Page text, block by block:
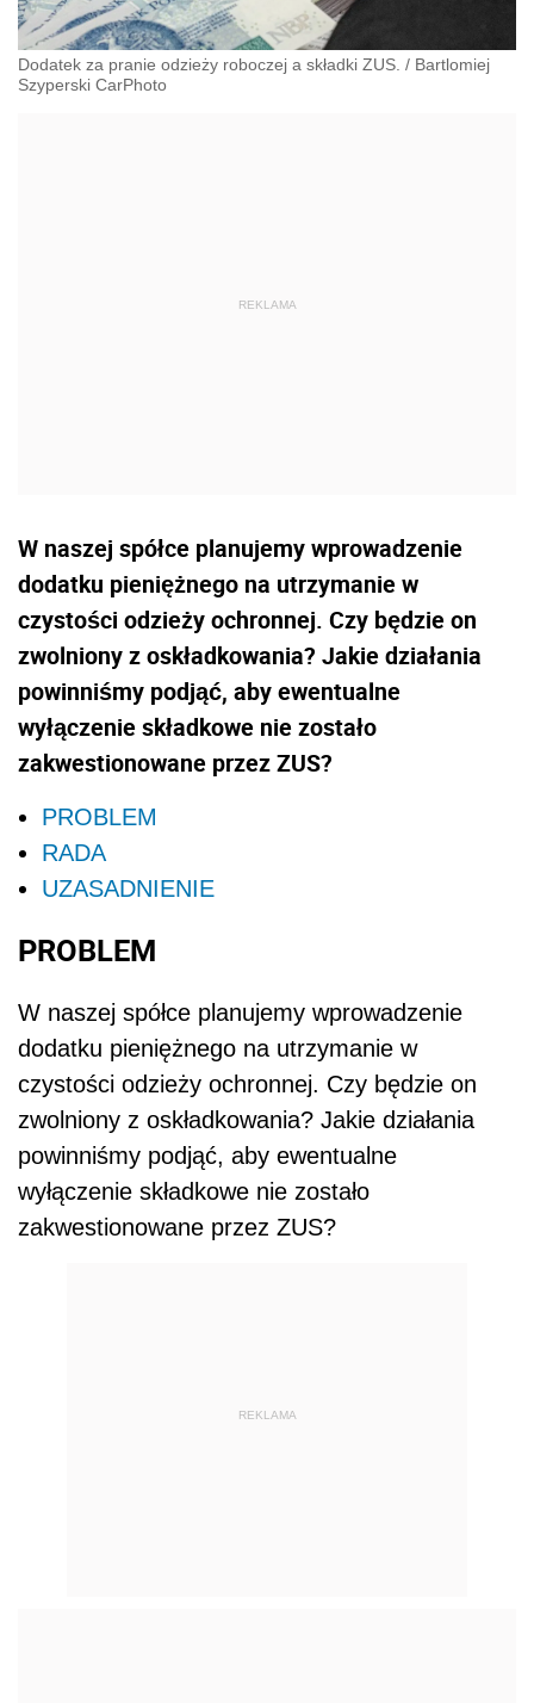
Dodatek za pranie odzieży roboczej a składki ZUS. / Bartlomiej
Szyperski CarPhoto
W naszej spółce planujemy wprowadzenie
dodatku pieniężnego na utrzymanie w
czystości odzieży ochronnej. Czy będzie on
zwolniony z oskładkowania? Jakie działania
powinniśmy podjąć, aby ewentualne
wyłączenie składkowe nie zostało
zakwestionowane przez ZUS?
PROBLEM
RADA
UZASADNIENIE
PROBLEM
W naszej spółce planujemy wprowadzenie
dodatku pieniężnego na utrzymanie w
czystości odzieży ochronnej. Czy będzie on
zwolniony z oskładkowania? Jakie działania
powinniśmy podjąć, aby ewentualne
wyłączenie składkowe nie zostało
zakwestionowane przez ZUS?
REKLAMA